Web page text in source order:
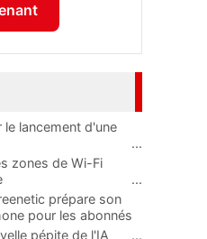
le lancement d'une
...
zones de Wi-Fi
...
prépare son
pour les abonnés
pépite de l'IA ...